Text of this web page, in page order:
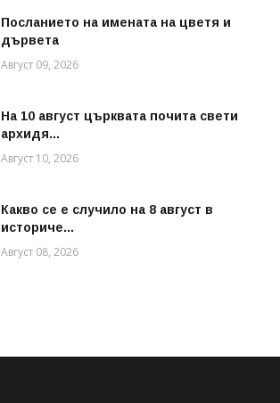
Посланието на имената на цветя и
дървета
Август 09, 2026
На 10 август църквата почита свети
архидя...
Август 10, 2026
Какво се е случило на 8 август в
историче...
Август 08, 2026